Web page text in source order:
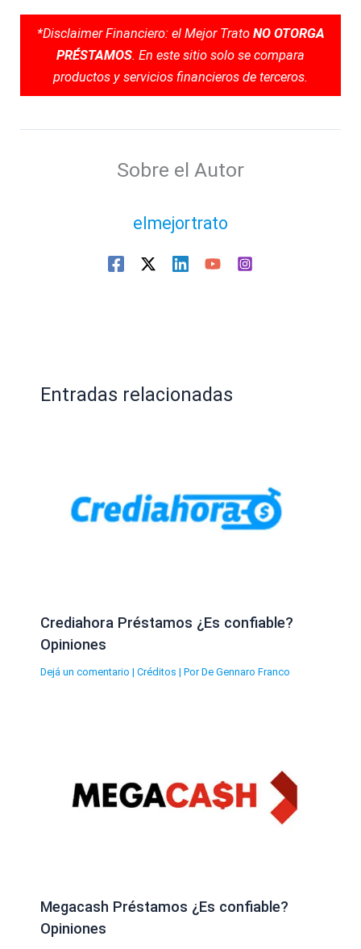
*Disclaimer Financiero: el Mejor Trato NO OTORGA
PRÉSTAMOS. En este sitio solo se compara
productos y servicios financieros de terceros.
Sobre el Autor
elmejortrato
Entradas relacionadas
Crediahora Préstamos ¿Es confiable?
Opiniones
Dejá un comentario | Créditos | Por De Gennaro Franco
Megacash Préstamos ¿Es confiable?
Opiniones